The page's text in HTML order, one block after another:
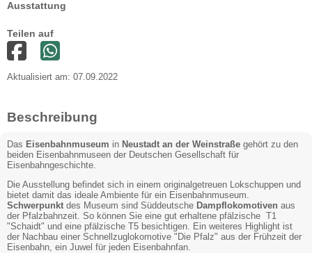
Ausstattung
Teilen auf
Aktualisiert am: 07.09.2022
Beschreibung
Das Eisenbahnmuseum in Neustadt an der Weinstraße gehört zu den
beiden Eisenbahnmuseen der Deutschen Gesellschaft für
Eisenbahngeschichte.
Die Ausstellung befindet sich in einem originalgetreuen Lokschuppen und
bietet damit das ideale Ambiente für ein Eisenbahnmuseum.
Schwerpunkt des Museum sind Süddeutsche Dampflokomotiven aus
der Pfalzbahnzeit. So können Sie eine gut erhaltene pfälzische T1
"Schaidt" und eine pfälzische T5 besichtigen. Ein weiteres Highlight ist
der Nachbau einer Schnellzuglokomotive "Die Pfalz" aus der Frühzeit der
Eisenbahn, ein Juwel für jeden Eisenbahnfan.